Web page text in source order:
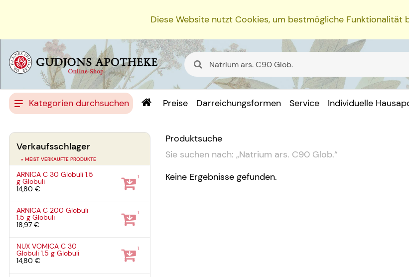
Diese Website nutzt Cookies, um bestmögliche Funktionalität
Kategorien durchsuchen Preise Darreichungsformen Service Individuelle
Produktsuche
Sie suchen nach: „Natrium ars. C90 Glob.“
Keine Ergebnisse gefunden.
Verkaufsschlager
» MEIST VERKAUFTE PRODUKTE
ARNICA C 30 Globuli1.5
gGlobuli
14,80 €
1
ARNICA C 200 Globuli
1.5 gGlobuli
18,97 €
1
NUX VOMICA C 30
Globuli1.5 gGlobuli
14,80 €
1